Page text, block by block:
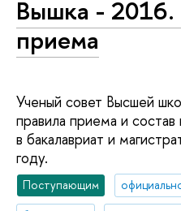
Вышка - 2016.
приема
Ученый совет Высшей
правила приема и
в бакалавриат и
году.
Поступающим